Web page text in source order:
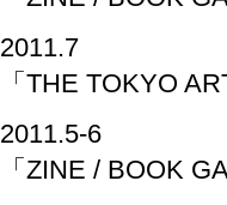
2011.7
「THE TOKYO
2011.5-6
「ZINE / BOOK